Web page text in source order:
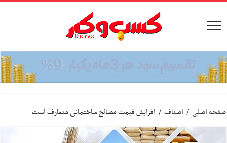
صفحه اصلی / اصناف / افزایش قیمت مصالح ساختمانی متعارف است